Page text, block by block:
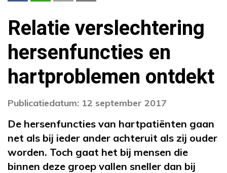
Relatie verslechtering
hersenfuncties en
hartproblemen ontdekt
Publicatiedatum: 12 september 2017
De hersenfuncties van hartpatiënten gaan
net als bij ieder ander achteruit als zij ouder
worden. Toch gaat het bij mensen die
binnen deze groep vallen sneller dan bij